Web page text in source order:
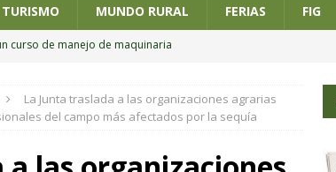
TURISMO MUNDO RURAL FERIAS FIG
curso de manejo de maquinaria
del Ministerio de Agricultura,
riego por inundación en el cultivo del
La Junta traslada a las organizaciones agrarias
del campo más afectados por la sequía